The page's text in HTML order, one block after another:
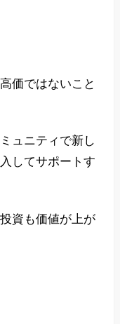
価ではないこと
ュニティで新し
してサポートす
資も価値が上が